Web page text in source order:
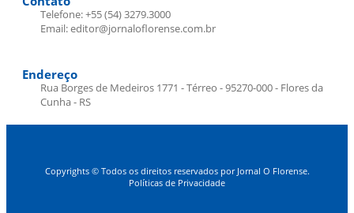
Telefone: +55 (54) 3279.3000
Email: editor@jornaloflorense.com.br
Endereço
Rua Borges de Medeiros 1771 - Térreo - 95270-000 - Flores da
Cunha - RS
Copyrights © Todos os direitos reservados por Jornal O Florense.
Políticas de Privacidade